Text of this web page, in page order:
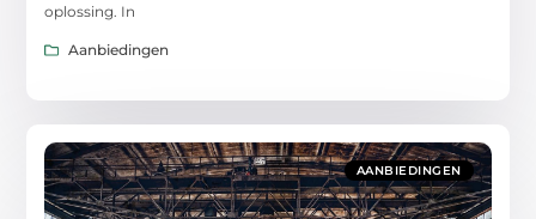
oplossing. In
Aanbiedingen
AANBIEDINGEN